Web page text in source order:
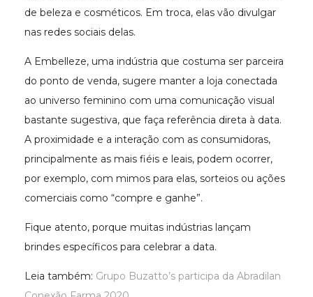
de beleza e cosméticos. Em troca, elas vão divulgar
nas redes sociais delas.
A Embelleze, uma indústria que costuma ser parceira
do ponto de venda, sugere manter a loja conectada
ao universo feminino com uma comunicação visual
bastante sugestiva, que faça referência direta à data.
A proximidade e a interação com as consumidoras,
principalmente as mais fiéis e leais, podem ocorrer,
por exemplo, com mimos para elas, sorteios ou ações
comerciais como “compre e ganhe”.
Fique atento, porque muitas indústrias lançam
brindes específicos para celebrar a data.
Leia também: Grupo Buzatto’s participa da Abradilan